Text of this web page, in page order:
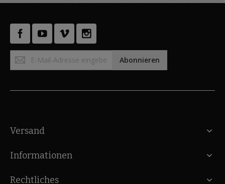
zum
Abonnieren
Versand
Informationen
Rechtliches